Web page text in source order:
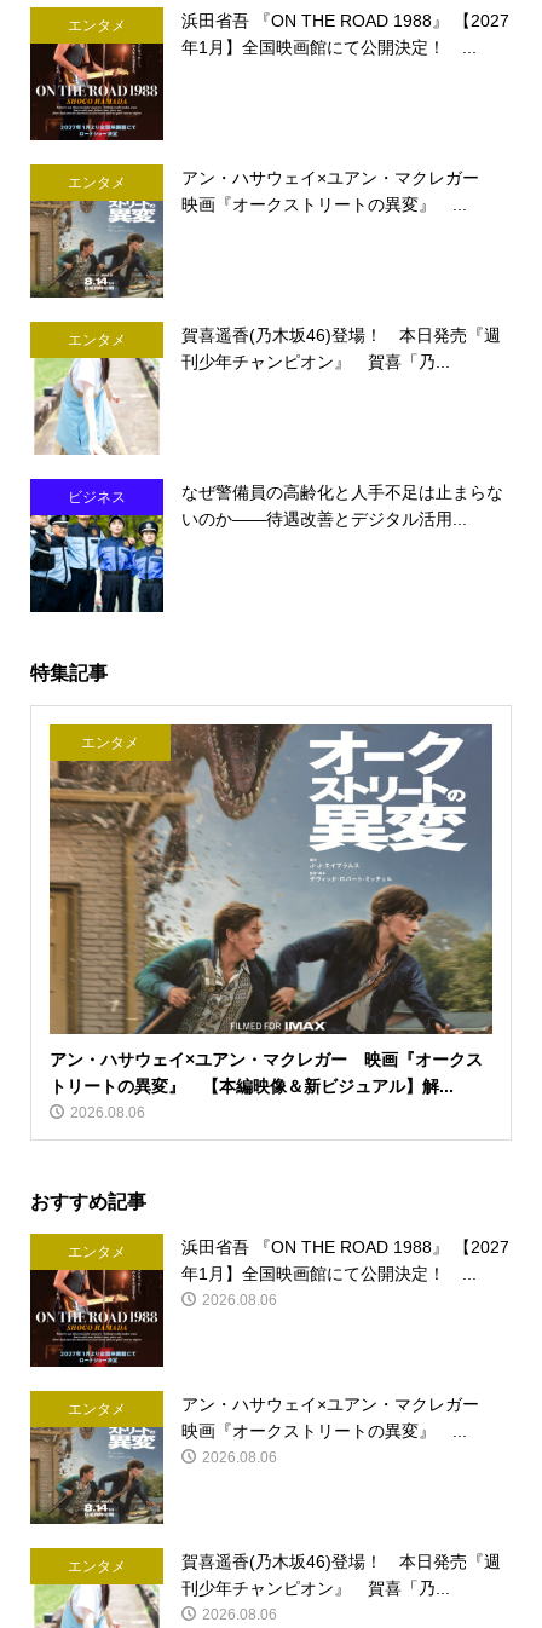
エンタメ
浜田省吾 『ON THE ROAD 1988』 【2027
年1月】全国映画館にて公開決定！ ...
エンタメ
アン・ハサウェイ×ユアン・マクレガー
映画『オークストリートの異変』 ...
エンタメ
賀喜遥香(乃木坂46)登場！ 本日発売『週
刊少年チャンピオン』 賀喜「乃...
ビジネス
なぜ警備員の高齢化と人手不足は止まらな
いのか――待遇改善とデジタル活用...
特集記事
エンタメ
アン・ハサウェイ×ユアン・マクレガー 映画『オークス
トリートの異変』 【本編映像＆新ビジュアル】解...
2026.08.06
おすすめ記事
エンタメ
浜田省吾 『ON THE ROAD 1988』 【2027
年1月】全国映画館にて公開決定！ ...
2026.08.06
エンタメ
アン・ハサウェイ×ユアン・マクレガー
映画『オークストリートの異変』 ...
2026.08.06
エンタメ
賀喜遥香(乃木坂46)登場！ 本日発売『週
刊少年チャンピオン』 賀喜「乃...
2026.08.06